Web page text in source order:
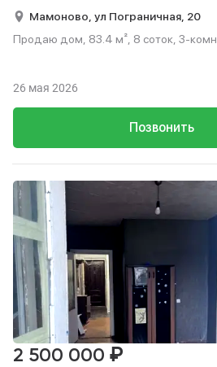
Мамоново, ул Пограничная, 20
Продаю дом, 83.4 м², 8 соток, 3-комн..
Позвонить
26 мая 2026
2 500 000 ₽